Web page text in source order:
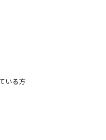
、勤務地、残業状況など詳細
、最新技術に携わりたい、
受け入れ、働く上での満足
いる方